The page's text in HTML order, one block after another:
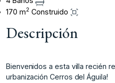
170 m2 Construido
Descripción
Bienvenidos a esta villa recién
urbanización Cerros del Águila!